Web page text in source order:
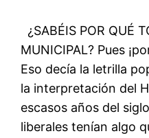
¿SABÉIS POR QUÉ
MUNICIPAL? Pues
Eso decía la letrilla
la interpretación del
escasos años del
liberales tenían algo